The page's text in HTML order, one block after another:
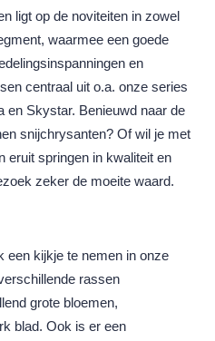
ligt op de noviteiten in zowel
waarmee een goede
en
centraal uit o.a. onze series
en Skystar. Benieuwd naar de
snijchrysanten? Of wil je met
eruit springen in kwaliteit en
zeker de moeite waard.
een kijkje te nemen in onze
rassen
grote bloemen,
blad. Ook is er een